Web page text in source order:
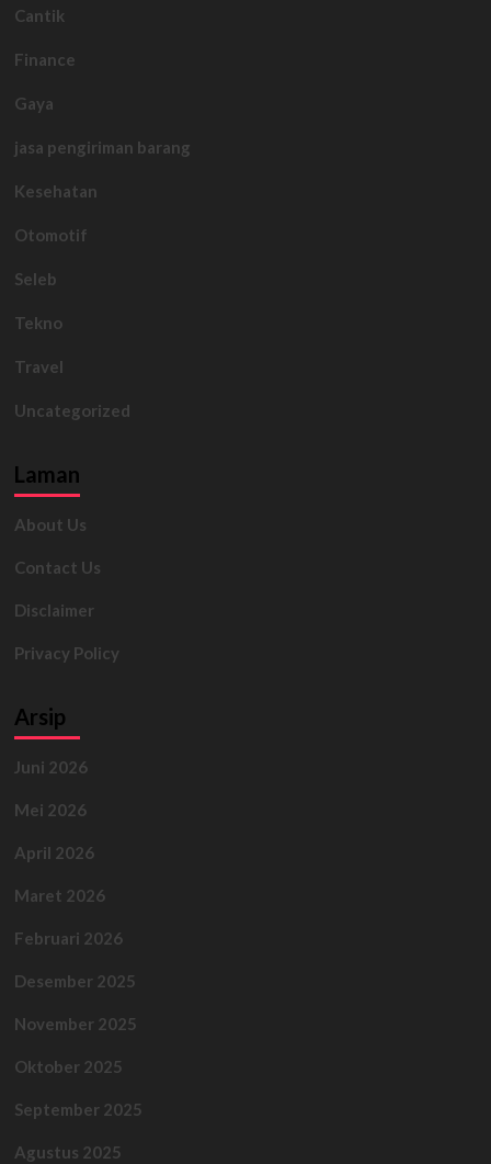
Cantik
Finance
Gaya
jasa pengiriman barang
Kesehatan
Otomotif
Seleb
Tekno
Travel
Uncategorized
Laman
About Us
Contact Us
Disclaimer
Privacy Policy
Arsip
Juni 2026
Mei 2026
April 2026
Maret 2026
Februari 2026
Desember 2025
November 2025
Oktober 2025
September 2025
Agustus 2025